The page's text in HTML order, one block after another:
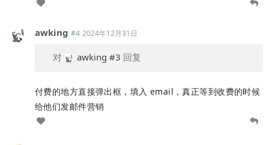
awking #4 2024年12月31日
对 awking #3 回复
付费的地方直接弹出框，填入 email，真正等到收费的时候
给他们发邮件营销